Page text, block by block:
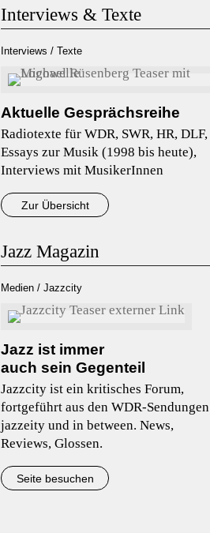
Interviews & Texte
Interviews / Texte
Aktuelle Gesprächsreihe
Radiotexte für WDR, SWR, HR, DLF,
Essays zur Musik (1998 bis heute),
Interviews mit MusikerInnen
Zur Übersicht
Jazz Magazin
Medien / Jazzcity
Jazz ist immer
auch sein Gegenteil
Jazzcity ist ein kritisches Forum,
fortgeführt aus den WDR-Sendungen
jazzeity und in between. News,
Reviews, Glossen.
Seite besuchen